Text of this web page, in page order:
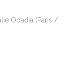
Obadia (Paris /